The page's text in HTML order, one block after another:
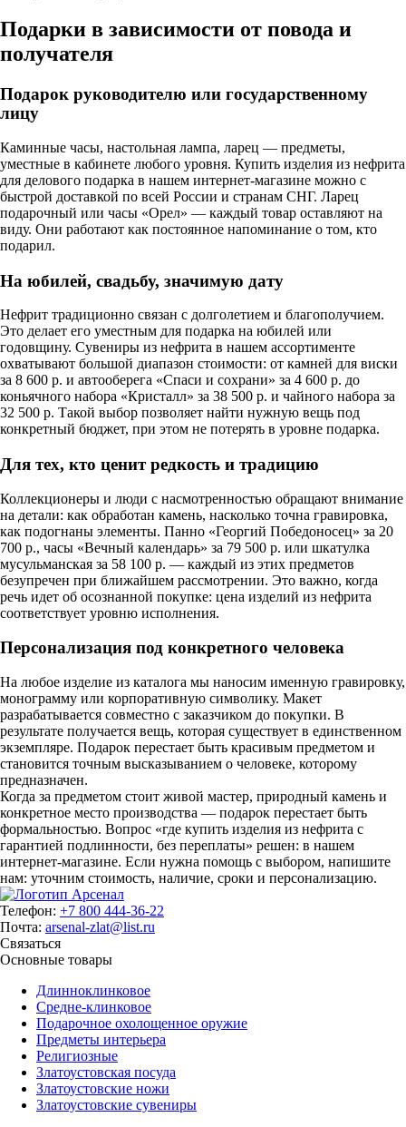
Подарки в зависимости от повода и
получателя
Подарок руководителю или государственному
лицу
Каминные часы, настольная лампа, ларец — предметы,
уместные в кабинете любого уровня. Купить изделия из нефрита
для делового подарка в нашем интернет-магазине можно с
быстрой доставкой по всей России и странам СНГ. Ларец
подарочный или часы «Орел» — каждый товар оставляют на
виду. Они работают как постоянное напоминание о том, кто
подарил.
На юбилей, свадьбу, значимую дату
Нефрит традиционно связан с долголетием и благополучием.
Это делает его уместным для подарка на юбилей или
годовщину. Сувениры из нефрита в нашем ассортименте
охватывают большой диапазон стоимости: от камней для виски
за 8 600 р. и автооберега «Спаси и сохрани» за 4 600 р. до
коньячного набора «Кристалл» за 38 500 р. и чайного набора за
32 500 р. Такой выбор позволяет найти нужную вещь под
конкретный бюджет, при этом не потерять в уровне подарка.
Для тех, кто ценит редкость и традицию
Коллекционеры и люди с насмотренностью обращают внимание
на детали: как обработан камень, насколько точна гравировка,
как подогнаны элементы. Панно «Георгий Победоносец» за 20
700 р., часы «Вечный календарь» за 79 500 р. или шкатулка
мусульманская за 58 100 р. — каждый из этих предметов
безупречен при ближайшем рассмотрении. Это важно, когда
речь идет об осознанной покупке: цена изделий из нефрита
соответствует уровню исполнения.
Персонализация под конкретного человека
На любое изделие из каталога мы наносим именную гравировку,
монограмму или корпоративную символику. Макет
разрабатывается совместно с заказчиком до покупки. В
результате получается вещь, которая существует в единственном
экземпляре. Подарок перестает быть красивым предметом и
становится точным высказыванием о человеке, которому
предназначен.
Когда за предметом стоит живой мастер, природный камень и
конкретное место производства — подарок перестает быть
формальностью. Вопрос «где купить изделия из нефрита с
гарантией подлинности, без переплаты» решен: в нашем
интернет-магазине. Если нужна помощь с выбором, напишите
нам: уточним стоимость, наличие, сроки и персонализацию.
Телефон: +7 800 444-36-22
Почта: arsenal-zlat@list.ru
Связаться
Основные товары
Длинноклинковое
Средне-клинковое
Подарочное охолощенное оружие
Предметы интерьера
Религиозные
Златоустовская посуда
Златоустовские ножи
Златоустовские сувениры